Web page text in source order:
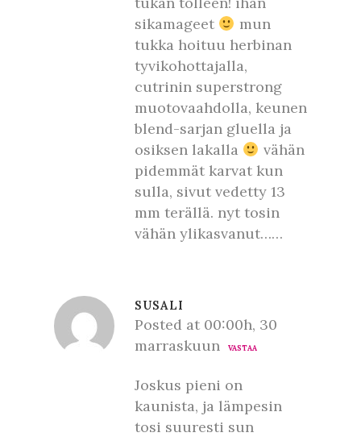
sikamageet
mun
tukka hoituu herbinan
tyvikohottajalla,
cutrinin superstrong
muotovaahdolla, keunen
blend-sarjan gluella ja
osiksen lakalla
vähän
pidemmät karvat kun
sulla, sivut vedetty 13
mm terällä. nyt tosin
vähän ylikasvanut……
SUSALI
Posted at 00:00h, 30
marraskuun
VASTAA
Joskus pieni on
kaunista, ja lämpesin
tosi suuresti sun